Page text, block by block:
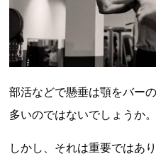
部活などで懸垂は顎をバー
多いのではないでしょうか。
しかし、それは重要ではあ